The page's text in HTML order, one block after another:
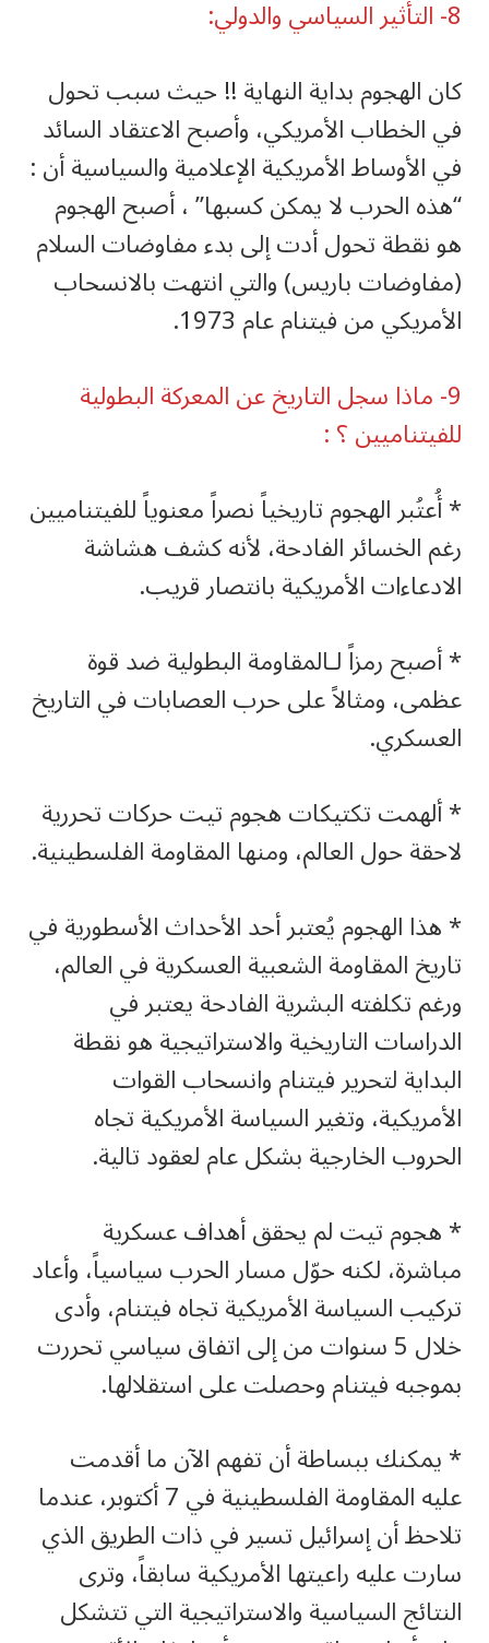
‏كان الهجوم بداية النهاية !! حيث سبب تحول
في الخطاب الأمريكي، وأصبح الاعتقاد السائد
في الأوساط الأمريكية الإعلامية والسياسية أن :
“هذه الحرب لا يمكن كسبها” ، أصبح الهجوم
هو نقطة تحول أدت إلى بدء مفاوضات السلام
(مفاوضات باريس) والتي انتهت بالانسحاب
الأمريكي من فيتنام عام 1973.
‏9- ماذا سجل التاريخ عن المعركة البطولية
للفيتناميين ؟ :
‏* أُعتُبر الهجوم تاريخياً نصراً معنوياً للفيتناميين
رغم الخسائر الفادحة، لأنه كشف هشاشة
الادعاءات الأمريكية بانتصار قريب.
‏* أصبح رمزاً لـالمقاومة البطولية ضد قوة
عظمى، ومثالاً على حرب العصابات في التاريخ
العسكري.
‏* ألهمت تكتيكات هجوم تيت حركات تحررية
لاحقة حول العالم، ومنها المقاومة الفلسطينية.
‏* هذا الهجوم يُعتبر أحد الأحداث الأسطورية في
تاريخ المقاومة الشعبية العسكرية في العالم،
ورغم تكلفته البشرية الفادحة يعتبر في
الدراسات التاريخية والاستراتيجية هو نقطة
البداية لتحرير فيتنام وانسحاب القوات
الأمريكية، وتغير السياسة الأمريكية تجاه
الحروب الخارجية بشكل عام لعقود تالية.
‏* هجوم تيت لم يحقق أهداف عسكرية
مباشرة، لكنه حوّل مسار الحرب سياسياً، وأعاد
تركيب السياسة الأمريكية تجاه فيتنام، وأدى
خلال 5 سنوات من إلى اتفاق سياسي تحررت
بموجبه فيتنام وحصلت على استقلالها.
‏* يمكنك ببساطة أن تفهم الآن ما أقدمت
عليه المقاومة الفلسطينية في 7 أكتوبر، عندما
تلاحظ أن إسرائيل تسير في ذات الطريق الذي
سارت عليه راعيتها الأمريكية سابقاً، وترى
النتائج السياسية والاستراتيجية التي تتشكل